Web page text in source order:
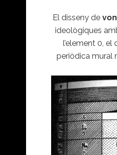
El disseny de
ideològiques
l’element 0,
periòdica mural